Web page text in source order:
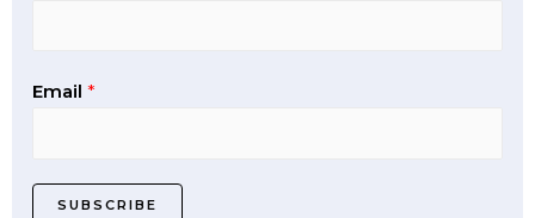
Email *
SUBSCRIBE